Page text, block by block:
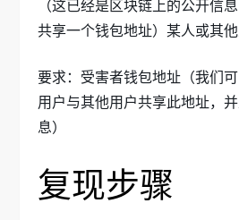
（这已经是区块链上的公开信
共享一个钱包地址）某人或其他
要求：受害者钱包地址（我们
用户与其他用户共享此地址，
息）
复现步骤